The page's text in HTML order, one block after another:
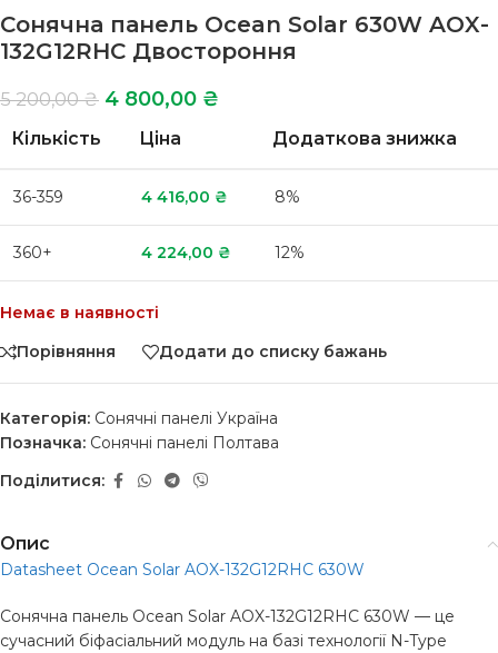
Сонячна панель Ocean Solar 630W AOX-
132G12RHC Двостороння
5 200,00₴ 4 800,00 ₴
Кількість Ціна Додаткова знижка
36-359 4 416,00 ₴ 8%
360+ 4 224,00 ₴ 12%
Немає в наявності
Порівняння
Додати до списку бажань
Категорія: Сонячні панелі Україна
Позначка: Сонячні панелі Полтава
Поділитися:
Опис
Datasheet Ocean Solar AOX-132G12RHC 630W
Сонячна панель Ocean Solar AOX-132G12RHC 630W — це
сучасний біфасіальний модуль на базі технології N-Type